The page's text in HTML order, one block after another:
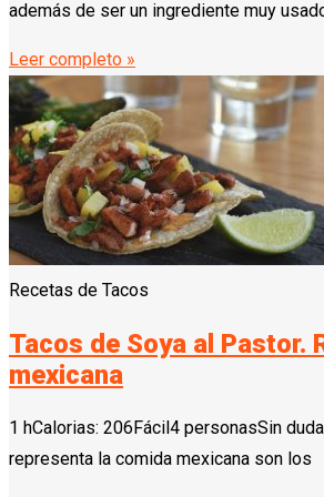
además de ser un ingrediente muy
Leer completo »
Recetas de Tacos
Tacos de Soya al Pastor.
mexicana
1 hCalorias: 206Fácil4 personasSin
representa la comida mexicana son los